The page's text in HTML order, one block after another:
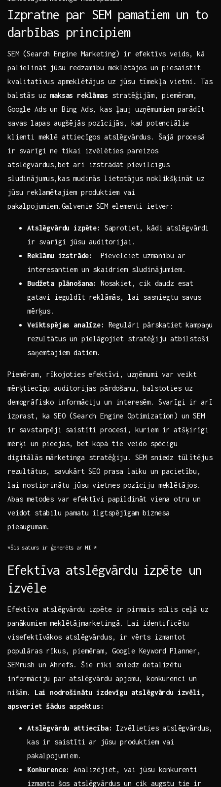
Izpratne par SEM pamatiem⁣ un‌ to
darbības principiem
SEM‍ (Search ⁢Engine Marketing) ‌ir efektīvs veids, kā
palielināt jūsu⁣ redzamību​ meklētājos un⁤ piesaistīt
kvalitatīvus​ apmeklētājus uz ‌jūsu‌ tīmekļa vietni. Tas
balstās uz‌ maksas reklāmas ⁤stratēģijām, piemēram,
Google Ads un Bing Ads, kas ​ļauj uzņēmumiem⁤ parādīt
savas ⁤lapas‌ augšējās pozīcijās, kad potenciālie
klienti meklē attiecīgos atslēgvārdus. Šajā procesā
ir svarīgi ne⁣ tikai izvēlēties pareizos
atslēgvārdus,bet arī izstrādāt ⁣pievilcīgus⁣
sludinājumus,kas​ mudinās ‌lietotājus noklikšķināt​ uz⁢
jūsu⁢ reklamētajiem ‍produktiem vai
⁣pakalpojumiem.Galvenie SEM elementi ietver:
Atslēgvārdu izpēte:
Saprotiet, kādi⁣ atslēgvārdi‍
ir svarīgi jūsu auditorijai.
Reklāmu⁤ izstrāde:
⁢ Pievelciet‌ uzmanību ar
interesantiem un skaidriem sludinājumiem.
Budžeta ‌plānošana:
Nosakiet, cik⁣ daudz esat
gatavi ieguldīt reklāmās, ⁢lai ⁣sasniegtu savus
mērķus.
Veiktspējas analīze:
Regulāri pārskatiet kampaņu
rezultātus un pielāgojiet ​stratēģiju​ atbilstoši‌
saņemtajiem datiem.
Piemēram, rīkojoties ⁢efektīvi,⁤ uzņēmumi⁣ var veikt
mērķtiecīgu ⁣auditorijas pārdošanu, balstoties uz ​
demogrāfisko informāciju un interesēm. Svarīgi⁤ ir arī
izprast, ka SEO (Search Engine Optimization) un​ SEM⁢
ir ‍savstarpēji saistīti procesi, ‍kuriem​ ir ‍atšķirīgi‍
mērķi un pieejas, ‌bet ⁤kopā ⁢tie veido spēcīgu
digitālās mārketinga ​stratēģiju. SEM ‌sniedz ⁤tūlītējus
⁣rezultātus, savukārt⁣ SEO‌ prasa‍ laiku un pacietību,
lai nostiprinātu jūsu vietnes ​pozīciju ‌meklētājos.
Abas ‍metodes var efektīvi ​papildināt viena​ otru ‌un
veidot stabilu ⁢pamatu ⁤ilgtspējīgam biznesa
pieaugumam.
*Šis saturs ‍ir ģenerēts⁢ ar ⁢MI.*
Efektīva atslēgvārdu⁣ izpēte un
izvēle
Efektīva atslēgvārdu izpēte ir pirmais solis ceļā uz
panākumiem meklētājmarketingā.⁣ Lai identificētu
visefektīvākos atslēgvārdus, ir vērts izmantot
populāras rīkus, piemēram, Google Keyword Planner,
SEMrush un Ahrefs. Šie rīki sniedz detalizētu‍
informāciju ⁤par atslēgvārdu‍ apjomu, konkurenci un
⁣nišām. Lai nodrošinātu izdevīgu ​atslēgvārdu izvēli,
apsveriet šādus⁣ aspektus:
Atslēgvārdu attiecība:
Izvēlieties ⁣atslēgvārdus,
kas ir saistīti ⁣ar jūsu produktiem ​vai
pakalpojumiem.
Konkurence:
Analizējiet, vai jūsu konkurenti
izmanto šos atslēgvārdus un cik augstu tie ⁢ir